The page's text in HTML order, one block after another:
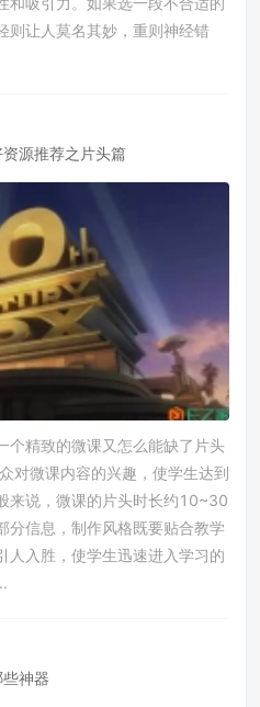
则让人莫名其妙，重则神经错
源推荐之片头篇
个精致的微课又怎么能缺了片头
对微课内容的兴趣，使学生达到
来说，微课的片头时长约10~30
分信息，制作风格既要贴合教学
人入胜，使学生迅速进入学习的
神器